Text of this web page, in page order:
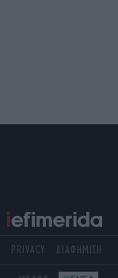
PRIVACY ΔΙΑΦΗΜΙΣΗ